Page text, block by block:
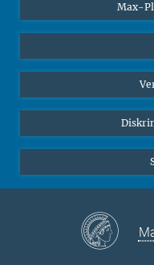
Schüler*innen
Öffentlichkeit
Alumnae | Alumni
Max-